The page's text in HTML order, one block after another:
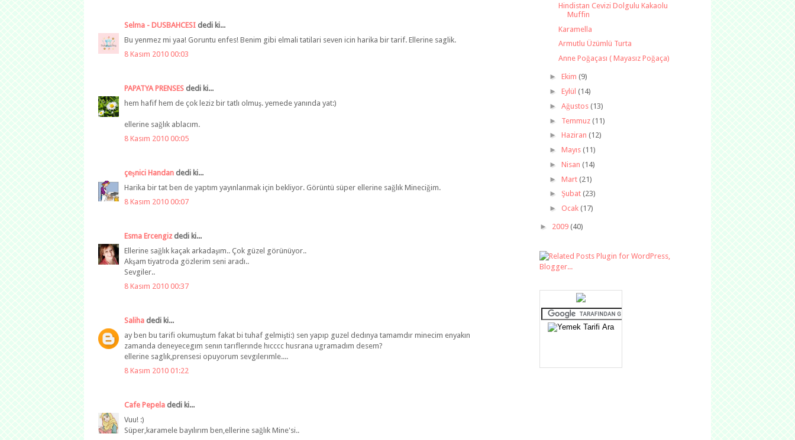
Selma - DUSBAHCESI dedi ki...
Bu yenmez mi yaa! Goruntu enfes! Benim gibi elmali tatilari seven icin harika bir tarif. Ellerine saglik.
8 Kasım 2010 00:03
PAPATYA PRENSES dedi ki...
hem hafif hem de çok leziz bir tatlı olmuş. yemede yanında yat:)
ellerine sağlık ablacım.
8 Kasım 2010 00:05
çeşnici Handan dedi ki...
Harika bir tat ben de yaptım yayınlanmak için bekliyor. Görüntü süper ellerine sağlık Mineciğim.
8 Kasım 2010 00:07
Esma Ercengiz dedi ki...
Ellerine sağlık kaçak arkadaşım.. Çok güzel görünüyor..
Akşam tiyatroda gözlerim seni aradı..
Sevgiler..
8 Kasım 2010 00:37
Saliha dedi ki...
ay ben bu tarifi okumuştum fakat bi tuhaf gelmişti:) sen yapıp guzel dedınya tamamdır minecim enyakın
zamanda deneyecegım senın tarıflerınde hıcccc husrana ugramadım desem?
ellerine saglık,prensesi opuyorum sevgılerımle....
8 Kasım 2010 01:22
Cafe Pepela dedi ki...
Vuu! :)
Süper,karamele bayılırım ben,ellerine sağlık Mine'si..
Hindistan Cevizi Dolgulu Kakaolu
Muffin
Karamella
Armutlu Üzümlü Turta
Anne Poğaçası ( Mayasız Poğaça)
► Ekim (9)
► Eylül (14)
► Ağustos (13)
► Temmuz (11)
► Haziran (12)
► Mayıs (11)
► Nisan (14)
► Mart (21)
► Şubat (23)
► Ocak (17)
► 2009 (40)